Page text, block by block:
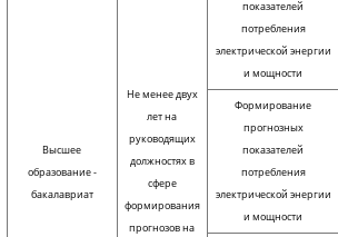
Высшее
образование -
бакалавриат
Не менее двух
лет на
руководящих
должностях в
сфере
формирования
прогнозов на
показателей
потребления
электрической энергии
и мощности
Формирование
прогнозных
показателей
потребления
электрической энергии
и мощности